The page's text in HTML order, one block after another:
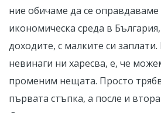
ние обичаме да се
икономическа среда в
доходите, с малките си
невинаги ни харесва, е, че
променим нещата. Просто
първата стъпка, а после и